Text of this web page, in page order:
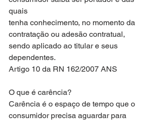
quais
tenha conhecimento, no momento da
contratação ou adesão contratual,
sendo aplicado ao titular e seus
dependentes.
Artigo 10 da RN 162/2007 ANS
O que é carência?
Carência é o espaço de tempo que o
consumidor precisa aguardar para